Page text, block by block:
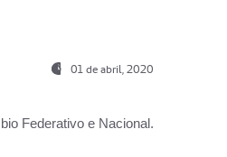
01 de abril, 2020
Federativo e Nacional.